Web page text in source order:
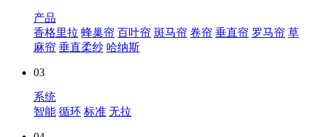
产品
香格里拉 蜂巢帘 百叶帘 斑马帘 卷帘 垂直帘 罗马帘 草
麻帘 垂直柔纱 哈纳斯
03
系统
智能 循环 标准 无拉